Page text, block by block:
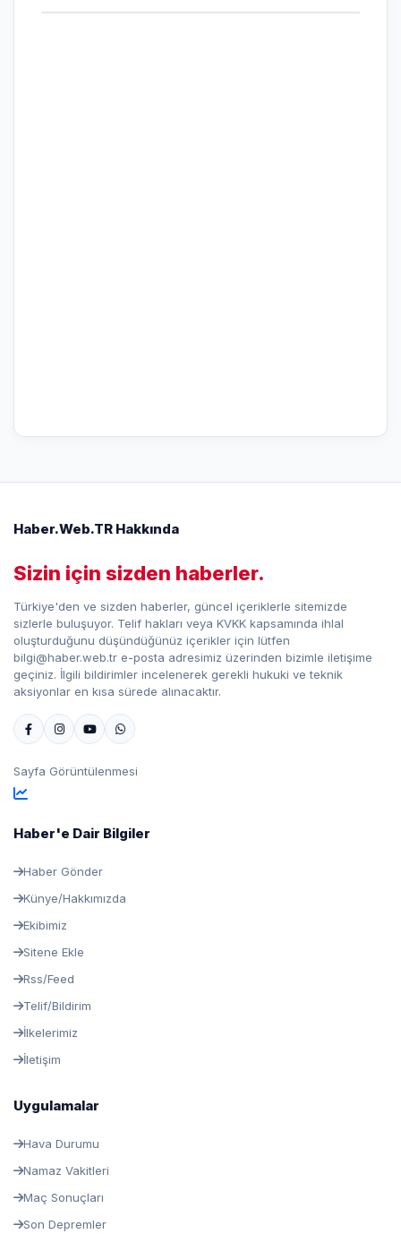
Haber.Web.TR Hakkında
Sizin için sizden haberler.
Türkiye'den ve sizden haberler, güncel içeriklerle sitemizde
sizlerle buluşuyor. Telif hakları veya KVKK kapsamında ihlal
oluşturduğunu düşündüğünüz içerikler için lütfen
bilgi@haber.web.tr e-posta adresimiz üzerinden bizimle iletişime
geçiniz. İlgili bildirimler incelenerek gerekli hukuki ve teknik
aksiyonlar en kısa sürede alınacaktır.
Sayfa Görüntülenmesi
Haber'e Dair Bilgiler
Haber Gönder
Künye/Hakkımızda
Ekibimiz
Sitene Ekle
Rss/Feed
Telif/Bildirim
İlkelerimiz
İletişim
Uygulamalar
Hava Durumu
Namaz Vakitleri
Maç Sonuçları
Son Depremler